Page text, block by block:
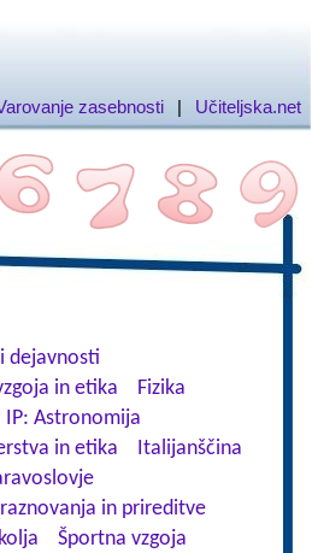
zasebnosti | Učiteljska.net
dejavnosti
in etika
Fizika
IP: Astronomija
in etika
Italijanščina
in prireditve
Športna vzgoja